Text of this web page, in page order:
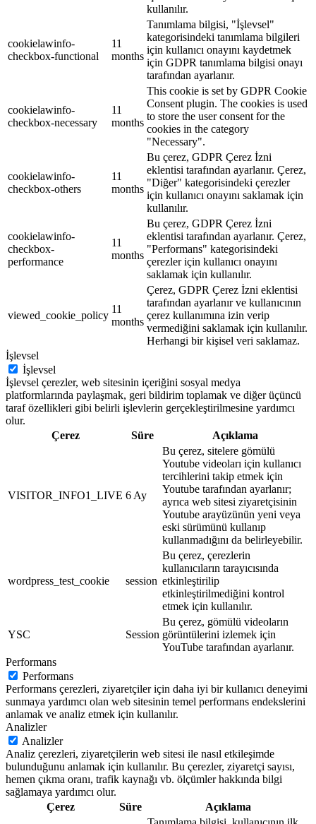
kullanılır.
cookielawinfo-
checkbox-functional
11
months
Tanımlama bilgisi, "İşlevsel"
kategorisindeki tanımlama bilgileri
için kullanıcı onayını kaydetmek
için GDPR tanımlama bilgisi onayı
tarafından ayarlanır.
cookielawinfo-
checkbox-necessary
11
months
This cookie is set by GDPR Cookie
Consent plugin. The cookies is used
to store the user consent for the
cookies in the category
"Necessary".
cookielawinfo-
checkbox-others
11
months
Bu çerez, GDPR Çerez İzni
eklentisi tarafından ayarlanır. Çerez,
"Diğer" kategorisindeki çerezler
için kullanıcı onayını saklamak için
kullanılır.
cookielawinfo-
checkbox-
performance
11
months
Bu çerez, GDPR Çerez İzni
eklentisi tarafından ayarlanır. Çerez,
"Performans" kategorisindeki
çerezler için kullanıcı onayını
saklamak için kullanılır.
viewed_cookie_policy
11
months
Çerez, GDPR Çerez İzni eklentisi
tarafından ayarlanır ve kullanıcının
çerez kullanımına izin verip
vermediğini saklamak için kullanılır.
Herhangi bir kişisel veri saklamaz.
İşlevsel
İşlevsel
İşlevsel çerezler, web sitesinin içeriğini sosyal medya
platformlarında paylaşmak, geri bildirim toplamak ve diğer üçüncü
taraf özellikleri gibi belirli işlevlerin gerçekleştirilmesine yardımcı
olur.
Çerez
Süre Açıklama
VISITOR_INFO1_LIVE 6 Ay
Bu çerez, sitelere gömülü
Youtube videoları için kullanıcı
tercihlerini takip etmek için
Youtube tarafından ayarlanır;
ayrıca web sitesi ziyaretçisinin
Youtube arayüzünün yeni veya
eski sürümünü kullanıp
kullanmadığını da belirleyebilir.
wordpress_test_cookie session
Bu çerez, çerezlerin
kullanıcıların tarayıcısında
etkinleştirilip
etkinleştirilmediğini kontrol
etmek için kullanılır.
YSC Session
Bu çerez, gömülü videoların
görüntülerini izlemek için
YouTube tarafından ayarlanır.
Performans
Performans
Performans çerezleri, ziyaretçiler için daha iyi bir kullanıcı deneyimi
sunmaya yardımcı olan web sitesinin temel performans endekslerini
anlamak ve analiz etmek için kullanılır.
Analizler
Analizler
Analiz çerezleri, ziyaretçilerin web sitesi ile nasıl etkileşimde
bulunduğunu anlamak için kullanılır. Bu çerezler, ziyaretçi sayısı,
hemen çıkma oranı, trafik kaynağı vb. ölçümler hakkında bilgi
sağlamaya yardımcı olur.
Çerez
Süre
Açıklama